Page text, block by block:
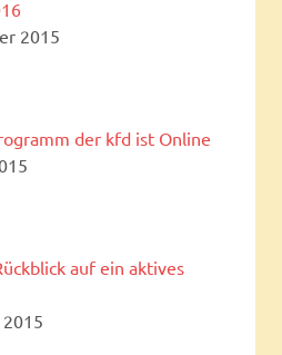
2015
der kfd ist Online
auf ein aktives